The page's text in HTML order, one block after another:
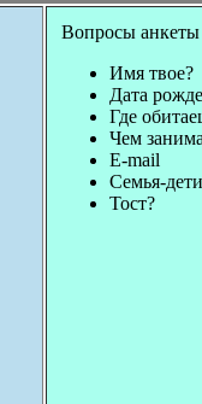
Вопросы анкеты
Имя твое?
Дата
Где
Чем
E-mail
Семья-
Тост?